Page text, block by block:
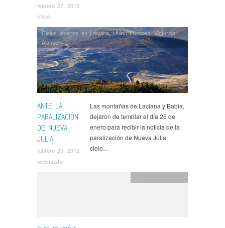
febrero 27, 2012
chico
ANTE LA
PARALIZACIÓN
DE NUEVA
JULIA
febrero 20, 2012
webmaster
Cielos abiertos en Laciana,Union Europea,Victorino
Alonso
Las montañas de Laciana y Babia,
dejaron de temblar el día 25 de
enero para recibir la noticia de la
paralización de Nueva Julia,
cielo…